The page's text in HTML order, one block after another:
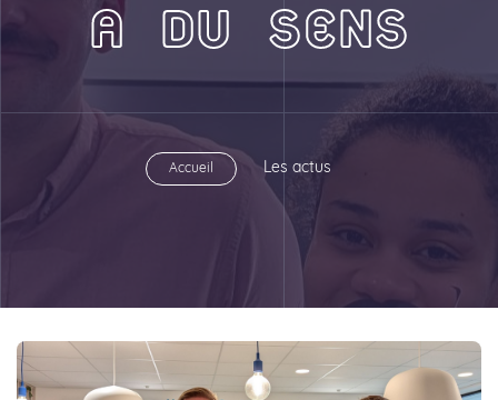
A DU SENS
Accueil Les actus